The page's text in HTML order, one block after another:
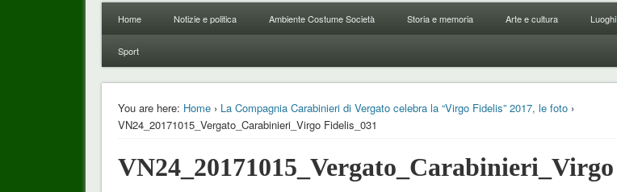
Home Notizie e politica Ambiente Costume Società Storia e memoria Arte e cultura Luoghi
Sport
You are here: Home› La Compagnia Carabinieri di Vergato celebra la “Virgo Fidelis” 2017, le foto›
VN24_20171015_Vergato_Carabinieri_Virgo Fidelis_031
VN24_20171015_Vergato_Carabinieri_Virgo